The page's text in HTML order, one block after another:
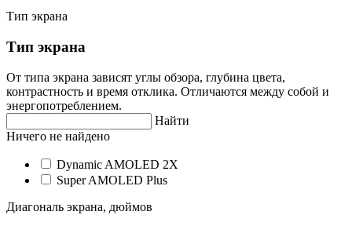
Тип экрана
Тип экрана
От типа экрана зависят углы обзора, глубина цвета,
контрастность и время отклика. Отличаются между собой и
энергопотреблением.
Найти
Ничего не найдено
Dynamic AMOLED 2X
Super AMOLED Plus
Диагональ экрана, дюймов